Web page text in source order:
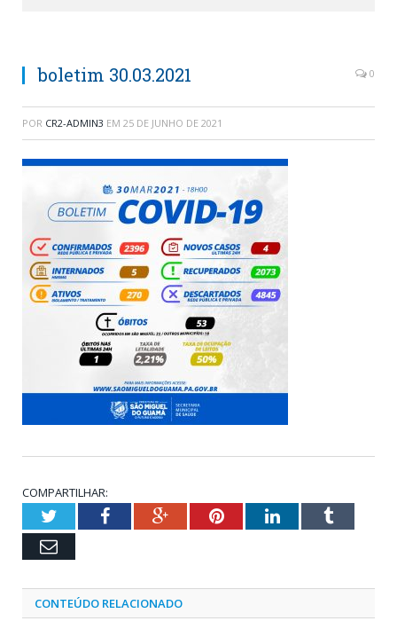
boletim 30.03.2021 0
POR CR2-ADMIN3 EM 25 DE JUNHO DE 2021
COMPARTILHAR:
TwitterFacebookGoogle+PinterestLinkedInTumblr
Email
CONTEÚDO RELACIONADO